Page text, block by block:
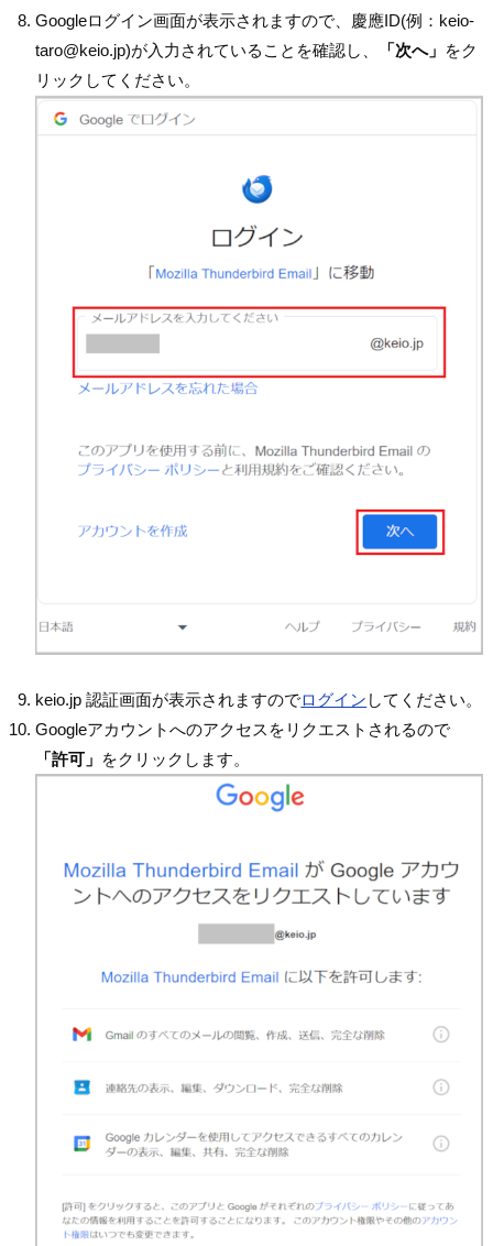
Googleログイン画面が表示されますので、慶應ID(例：keio-
taro@keio.jp)が入力されていることを確認し、
「次へ」 をク
リックしてください。
keio.jp 認証画面が表示されますのでログイン してください。
Googleアカウントへのアクセスをリクエストされるので
「許可」 をクリックします。